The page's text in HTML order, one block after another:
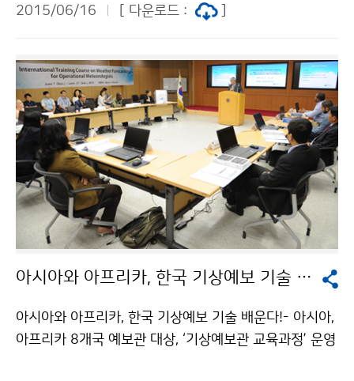
니다. ※ 3개월 표준강수지수(SPI): 3개월(90일) 누적 강
소양호 상류의 모습(춘천기상대 촬영)입니다.
2015/06/16 [ 다운로드 :
아시아와 아프리카, 한국 기상예보 기술 배운다!
아시아와 아프리카, 한국 기상예보 기술 배운다!- 아시아,
아프리카 8개국 예보관 대상, ‘기상예보관 교육과정’ 운영